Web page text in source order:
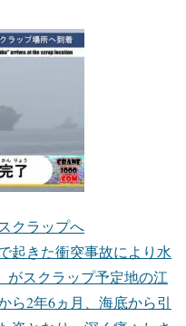
クラップへ
起きた衝突事故により水
がスクラップ予定地の江
ら2年6ヵ月、海底から引